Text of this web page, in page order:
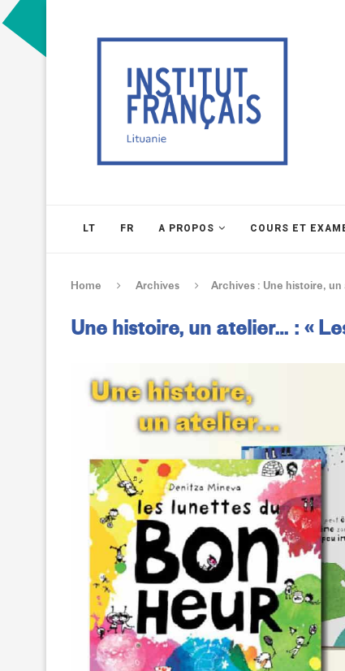
LT FR A PROPOS COURS ET
Home Archives Archives : Une histoire, un
Une histoire, un atelier… : «